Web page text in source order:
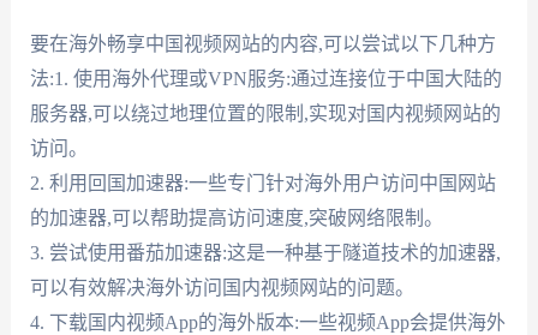
要在海外畅享中国视频网站的内容,可以尝试以下几种方
法:1. 使用海外代理或VPN服务:通过连接位于中国大陆的
服务器,可以绕过地理位置的限制,实现对国内视频网站的
访问。
2. 利用回国加速器:一些专门针对海外用户访问中国网站
的加速器,可以帮助提高访问速度,突破网络限制。
3. 尝试使用番茄加速器:这是一种基于隧道技术的加速器,
可以有效解决海外访问国内视频网站的问题。
4. 下载国内视频App的海外版本:一些视频App会提供海外